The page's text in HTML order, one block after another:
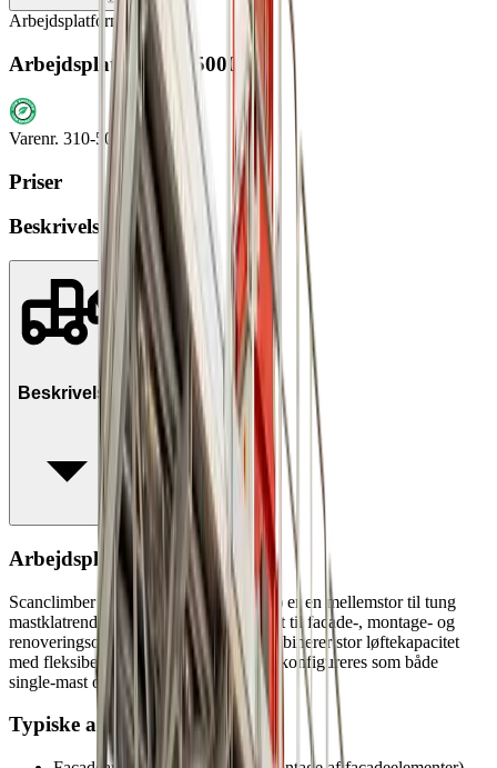
Arbejdsplatforme
Arbejdsplatform SC5000
Varenr. 310-5000-9999
Priser
Beskrivelse
Beskrivelse
Arbejdsplatform SC5000
Scanclimber SC5000 (Maxus SC5000) er en mellemstor til tung
mastklatrende arbejdsplatform, designet til facade‑, montage‑ og
renoveringsopgaver i højden. Den kombinerer stor løftekapacitet
med fleksibel platformslængde og kan konfigureres som både
single‑mast og twin‑mast system.
Typiske arbejdsopgaver